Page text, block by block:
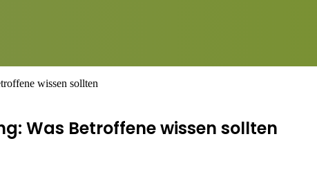
wissen sollten
Was Betroffene wissen sollten